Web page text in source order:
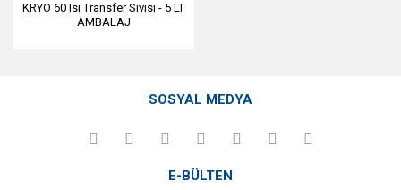
KRYO 60 Isı Transfer Sıvısı - 5 LT
AMBALAJ
SOSYAL MEDYA
E-BÜLTEN